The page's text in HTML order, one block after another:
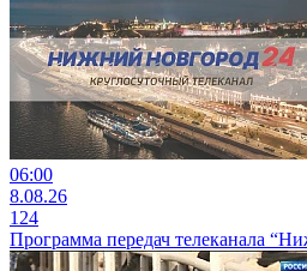
06:00
8.08.26
124
Программа передач телеканала